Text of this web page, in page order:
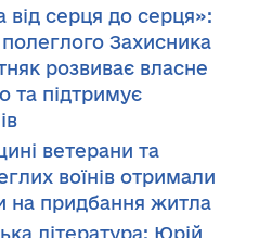
від серця до серця»:
Захисника
розвиває власне
та підтримує
ветерани та
воїнів отримали
на придбання житла
література: Юрій